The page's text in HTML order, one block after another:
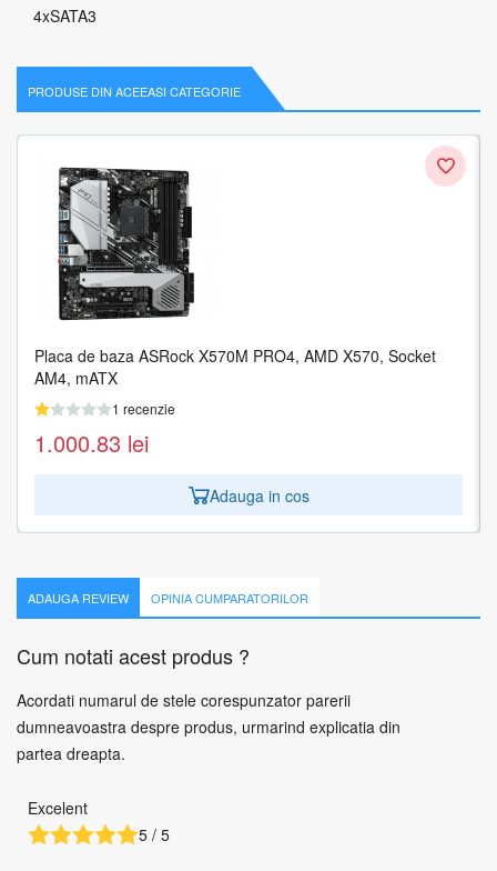
4xSATA3
PRODUSE DIN ACEEASI CATEGORIE
Placa de baza ASRock X570M PRO4, AMD X570, Socket
AM4, mATX
1 recenzie
1.000.83 lei
Adauga in cos
Placa de baza MSI MPG Z590 GAMING FORCE, Intel Z590,
Socket 1200, ATX
1 recenzie
1.659.58 lei
Adauga in cos
ADAUGA REVIEW OPINIA CUMPARATORILOR
Cum notati acest produs ?
Acordati numarul de stele corespunzator parerii
dumneavoastra despre produs, urmarind explicatia din
partea dreapta.
Excelent
5 / 5